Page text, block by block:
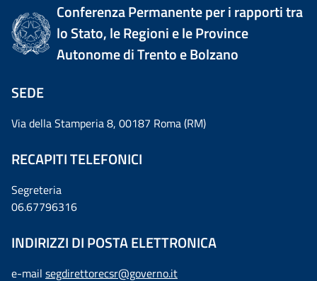
Conferenza Permanente per i rapporti tra
lo Stato, le Regioni e le Province
Autonome di Trento e Bolzano
SEDE
Via della Stamperia 8, 00187 Roma (RM)
RECAPITI TELEFONICI
Segreteria
06.67796316
INDIRIZZI DI POSTA ELETTRONICA
e-mail segdirettorecsr@governo.it